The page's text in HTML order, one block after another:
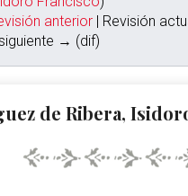
anterior | Revisión
→ (dif)
de Ribera,